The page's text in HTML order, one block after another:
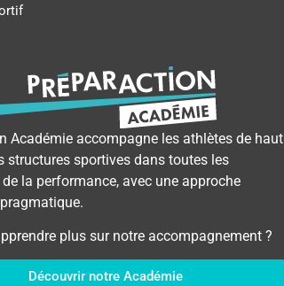
Académie accompagne les athlètes de haut
structures sportives dans toutes les
la performance, avec une approche
plus sur notre accompagnement ?
Découvrir notre Académie